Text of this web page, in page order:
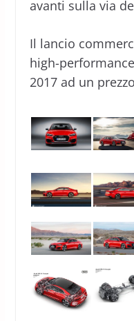
avanti sulla via
Il lancio
high-
2017 ad un